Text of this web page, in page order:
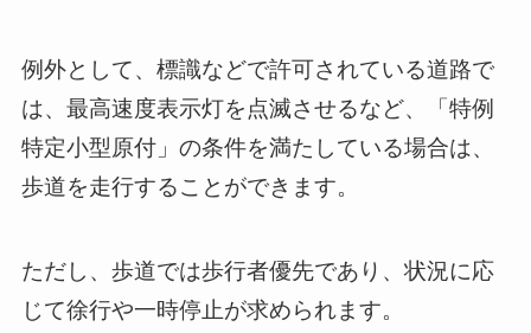
例外として、標識などで許可されている道路で
は、最高速度表示灯を点滅させるなど、「特例
特定小型原付」の条件を満たしている場合は、
歩道を走行することができます。
ただし、歩道では歩行者優先であり、状況に応
じて徐行や一時停止が求められます。